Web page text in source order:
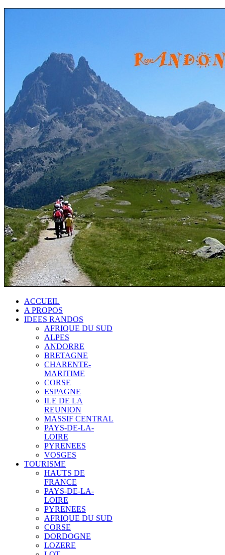
ACCUEIL
A PROPOS
IDEES RANDOS
AFRIQUE DU SUD
ALPES
ANDORRE
BRETAGNE
CHARENTE-
MARITIME
CORSE
ESPAGNE
ILE DE LA
REUNION
MASSIF CENTRAL
PAYS-DE-LA-
LOIRE
PYRENEES
VOSGES
TOURISME
HAUTS DE
FRANCE
PAYS-DE-LA-
LOIRE
PYRENEES
AFRIQUE DU SUD
CORSE
DORDOGNE
LOZERE